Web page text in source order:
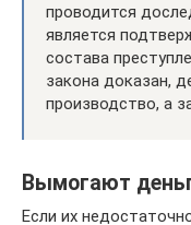
проводится
является
состава
закона доказан,
производство, а
Вымогают
Если их